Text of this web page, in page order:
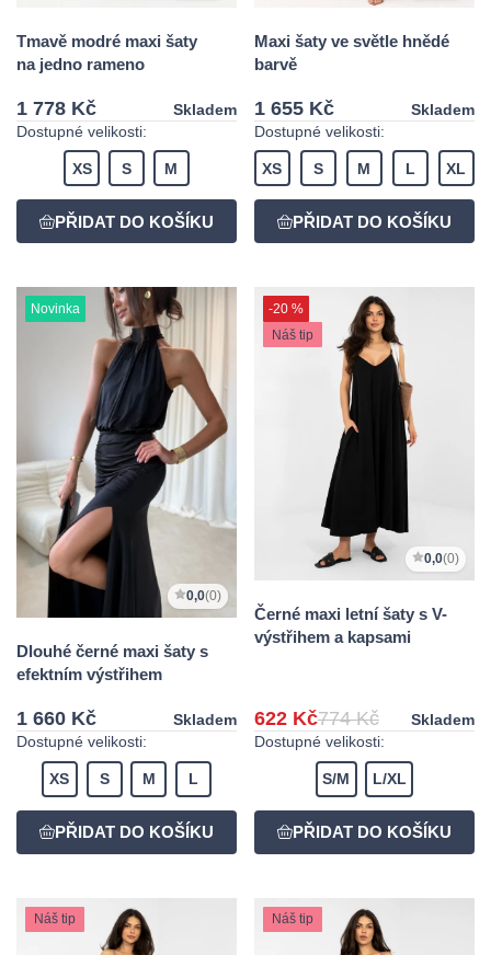
Tmavě modré maxi šaty
na jedno rameno
1 778 Kč
Skladem
Dostupné velikosti:
XS S M
Maxi šaty ve světle hnědé
barvě
1 655 Kč
Skladem
Dostupné velikosti:
XS S M L XL
Novinka
0,0(0)
Dlouhé černé maxi šaty s
efektním výstřihem
1 660 Kč
Skladem
Dostupné velikosti:
XS S M L
-20 %
Náš tip
0,0(0)
Černé maxi letní šaty s V-
výstřihem a kapsami
622 Kč774 Kč
Skladem
Dostupné velikosti:
S/M L/XL
Náš tip Náš tip